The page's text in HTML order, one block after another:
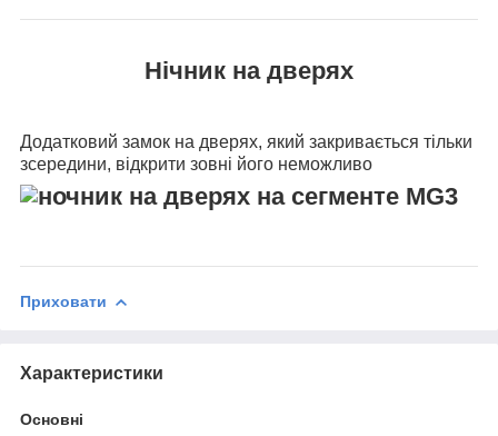
Нічник на дверях
Додатковий замок на дверях, який закривається тільки
зсередини, відкрити зовні його неможливо
Приховати
Характеристики
Основні